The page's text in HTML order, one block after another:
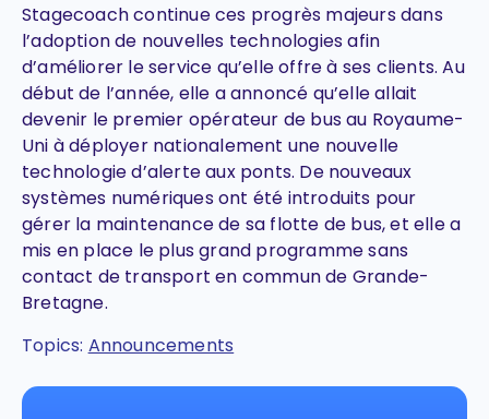
Stagecoach continue ces progrès majeurs dans
l’adoption de nouvelles technologies afin
d’améliorer le service qu’elle offre à ses clients. Au
début de l’année, elle a annoncé qu’elle allait
devenir le premier opérateur de bus au Royaume-
Uni à déployer nationalement une nouvelle
technologie d’alerte aux ponts. De nouveaux
systèmes numériques ont été introduits pour
gérer la maintenance de sa flotte de bus, et elle a
mis en place le plus grand programme sans
contact de transport en commun de Grande-
Bretagne.
Topics: Announcements